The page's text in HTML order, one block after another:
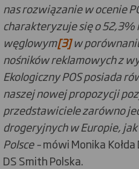
nas rozwiązanie w ocenie
charakteryzuje się o 52,3%
węglowym[3]w
nośników reklamowych z
Ekologiczny POS posiada
naszej nowej propozycji
przedstawiciele zarówno
drogeryjnych w Europie,
Polsce–mówi Monika
DS Smith Polska.